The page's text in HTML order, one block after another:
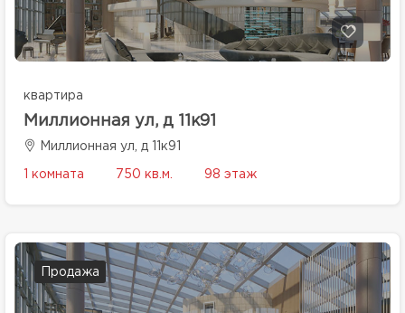
квартира
Миллионная ул, д 11к91
Миллионная ул, д 11к91
1 комната 750 кв.м. 98 этаж
Продажа